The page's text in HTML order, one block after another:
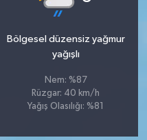
Bölgesel düzensiz yağmur
yağışlı
Nem: %87
Rüzgar: 40 km/h
Yağış Olasılığı: %81